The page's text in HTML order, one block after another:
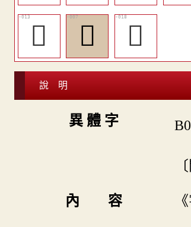
󷐟
𡓶 𡓿
說 明
異 體 字
內 容 《